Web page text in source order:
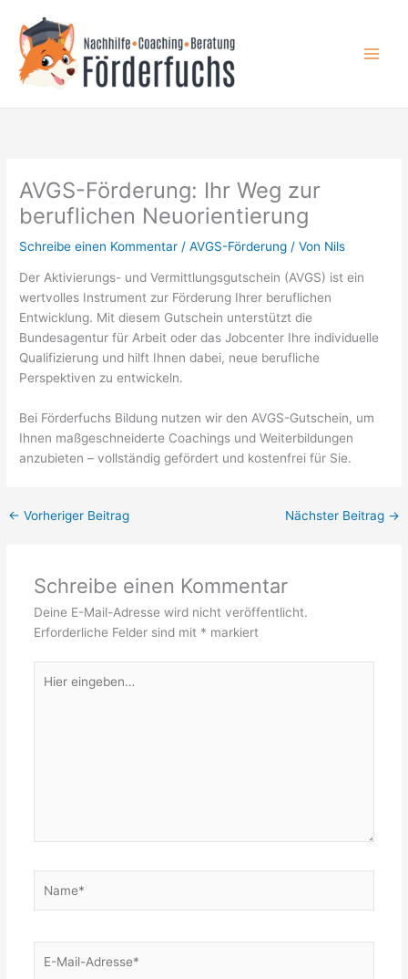
Inhalt
springen
AVGS-Förderung: Ihr Weg zur
beruflichen Neuorientierung
Schreibe einen Kommentar /AVGS-Förderung / Von Nils
Der Aktivierungs- und Vermittlungsgutschein (AVGS) ist ein
wertvolles Instrument zur Förderung Ihrer beruflichen
Entwicklung. Mit diesem Gutschein unterstützt die
Bundesagentur für Arbeit oder das Jobcenter Ihre individuelle
Qualifizierung und hilft Ihnen dabei, neue berufliche
Perspektiven zu entwickeln.
Bei Förderfuchs Bildung nutzen wir den AVGS-Gutschein, um
Ihnen maßgeschneiderte Coachings und Weiterbildungen
anzubieten – vollständig gefördert und kostenfrei für Sie.
← Vorheriger Beitrag Nächster Beitrag →
Schreibe einen Kommentar
Deine E-Mail-Adresse wird nicht veröffentlicht.
Erforderliche Felder sind mit * markiert
eingeben…
Mail-